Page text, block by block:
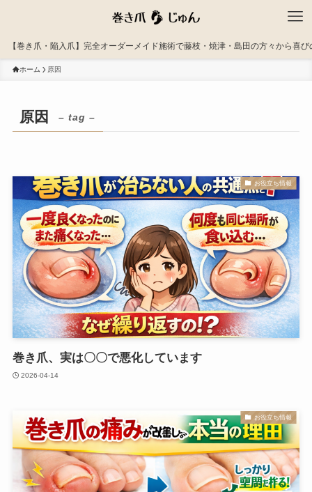
【巻き爪・陥入爪】完全オーダーメイド施術で藤枝・焼津・島田の方々から喜
ホーム 原因
原因 – tag –
お役立ち情報
巻き爪、実は〇〇で悪化しています
2026-04-14
お役立ち情報